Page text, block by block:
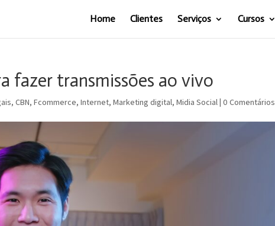
Home Clientes Serviços Cursos
fazer transmissões ao vivo
,CBN,Fcommerce,Internet,Marketing digital,Midia Social|0 Comentários